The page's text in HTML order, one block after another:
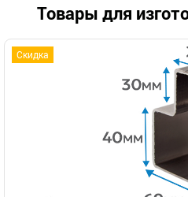
Товары для
Скидка